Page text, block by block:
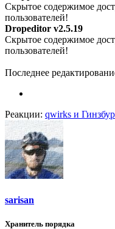
Скрытое содержимое
пользователей!
Dropeditor v2.5.19
Скрытое содержимое
пользователей!
Последнее
Реакции: qwirks и
sarisan
Хранитель порядка